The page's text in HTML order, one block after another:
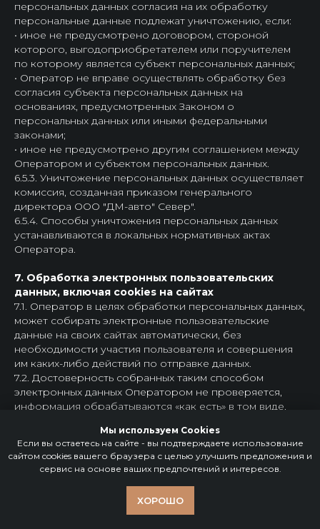
персональных данных согласия на их обработку
персональные данные подлежат уничтожению, если:
• иное не предусмотрено договором, стороной
которого, выгодоприобретателем или поручителем
по которому является субъект персональных данных;
• Оператор не вправе осуществлять обработку без
согласия субъекта персональных данных на
основаниях, предусмотренных Законом о
персональных данных или иными федеральными
законами;
• иное не предусмотрено другим соглашением между
Оператором и субъектом персональных данных.
6.5.3. Уничтожение персональных данных осуществляет
комиссия, созданная приказом генерального
директора ООО "ДМ-авто" Север".
6.5.4. Способы уничтожения персональных данных
устанавливаются в локальных нормативных актах
Оператора.
7. Обработка электронных пользовательских
данных, включая cookies на сайтах
7.1. Оператор в целях обработки персональных данных,
может собирать электронные пользовательские
данные на своих сайтах автоматически, без
необходимости участия пользователя и совершения
им каких-либо действий по отправке данных.
7.2. Достоверность собранных таким способом
электронных данных Оператором не проверяется,
информация обрабатываются «как есть» в том виде,
7.3. Посетителям и пользователям сайта Оператора
могут показываться всплывающие уведомления о
сборе и обработке данных cookies с ссылкой на
Политику и кнопками принятия условий обработки
7.4. Такие уведомления означают, что при посещении и
Мы используем Cookies
Если вы остаетесь на сайте - вы подтверждаете использование
сайтом cookies вашего браузера с целью улучшить предложения и
сервис на основе ваших предпочтений и интересов.
ХОРОШО